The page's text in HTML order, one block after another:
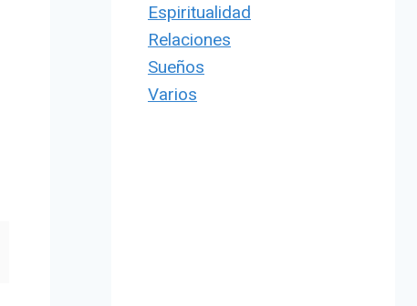
Espiritualidad
Relaciones
Sueños
Varios